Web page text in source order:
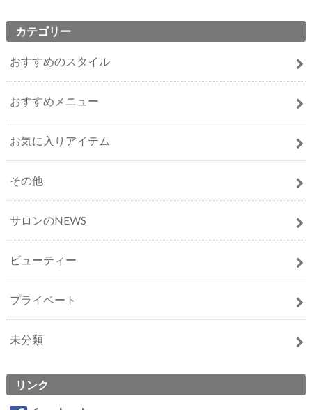
カテゴリー
おすすめのスタイル
おすすめメニュー
お気に入りアイテム
その他
サロンのNEWS
ビューティー
プライベート
未分類
リンク